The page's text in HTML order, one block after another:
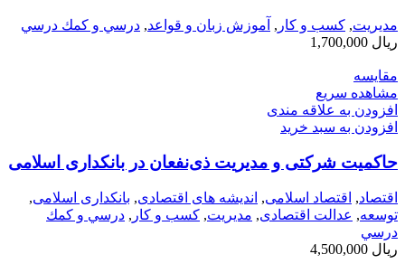
مديريت, کسب و کار , آموزش زبان و قواعد, درسي و كمك درسي
ریال
مقایسه
مشاهده سریع
افزودن به علاقه مندی
افزودن به سبد خرید
حاکمیت شرکتی و مدیریت ذی‌نفعان در بانکداری اسلامی
اقتصاد, اقتصاد اسلامی, اندیشه های اقتصادی, بانکداری اسلامی,
توسعه, عدالت اقتصادی, مديريت, کسب و کار , درسي و كمك
درسي
ریال